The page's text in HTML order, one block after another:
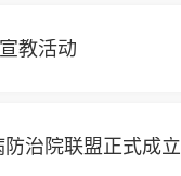
教活动
治院联盟正式成立